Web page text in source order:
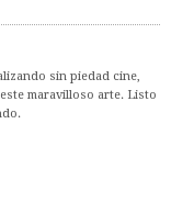
sin piedad cine,
maravilloso arte. Listo